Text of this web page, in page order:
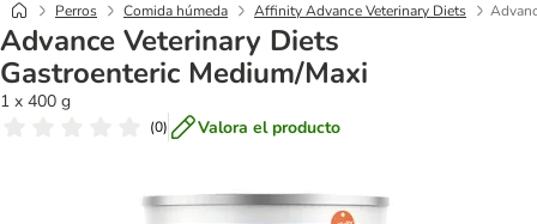
Perros Comida húmeda Affinity Advance Veterinary Diets
Advance Veterinary Diets
Gastroenteric Medium/Maxi
1 x 400 g
(0) Valora el producto